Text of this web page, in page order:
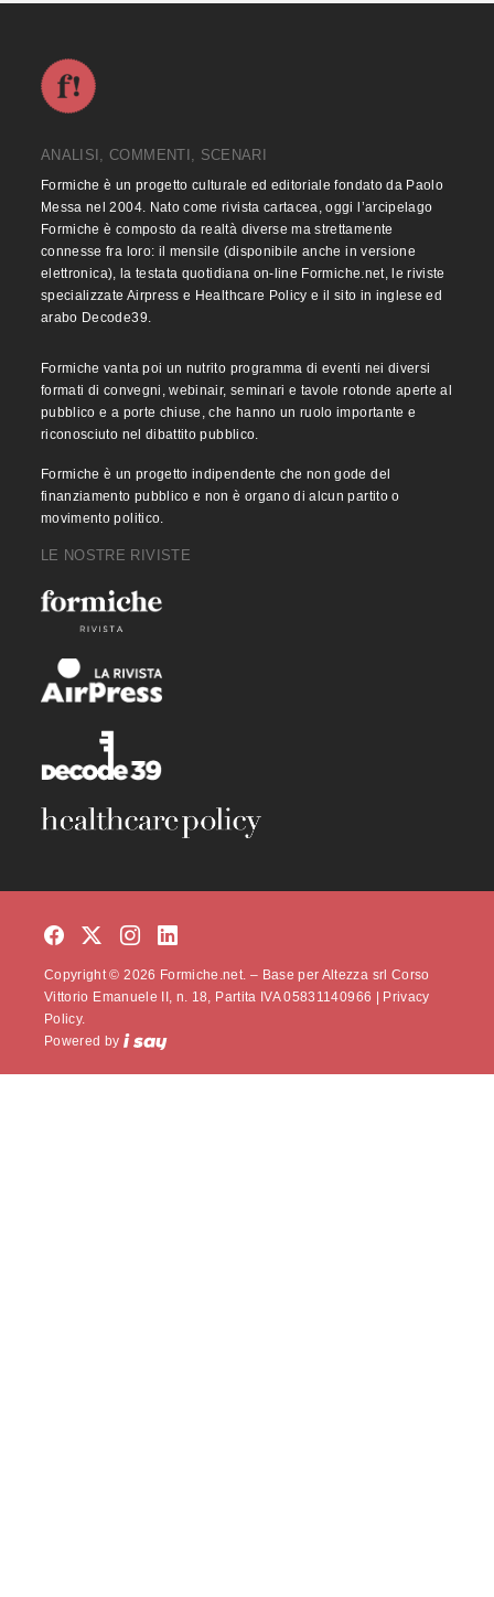
ANALISI, COMMENTI, SCENARI
Formiche è un progetto culturale ed editoriale fondato da Paolo
Messa nel 2004. Nato come rivista cartacea, oggi l’arcipelago
Formiche è composto da realtà diverse ma strettamente
connesse fra loro: il mensile (disponibile anche in versione
elettronica), la testata quotidiana on-line Formiche.net, le riviste
specializzate Airpress e Healthcare Policy e il sito in inglese ed
arabo Decode39.
Formiche vanta poi un nutrito programma di eventi nei diversi
formati di convegni, webinair, seminari e tavole rotonde aperte al
pubblico e a porte chiuse, che hanno un ruolo importante e
riconosciuto nel dibattito pubblico.
Formiche è un progetto indipendente che non gode del
finanziamento pubblico e non è organo di alcun partito o
movimento politico.
LE NOSTRE RIVISTE
Copyright © 2026 Formiche.net. – Base per Altezza srl Corso
Vittorio Emanuele II, n. 18, Partita IVA 05831140966 |
Privacy
Policy.
Powered by